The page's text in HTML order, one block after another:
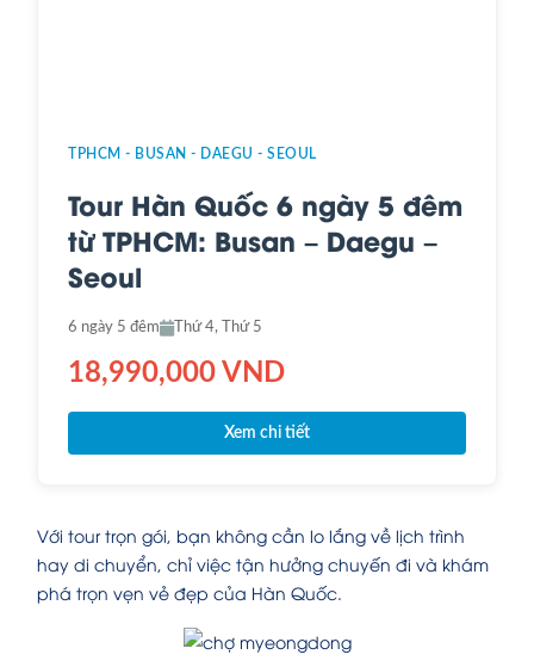
TPHCM - BUSAN - DAEGU - SEOUL
Tour Hàn Quốc 6 ngày 5 đêm
từ TPHCM: Busan – Daegu –
Seoul
6 ngày 5 đêm Thứ 4, Thứ 5
18,990,000 VND
Xem chi tiết
Với tour trọn gói, bạn không cần lo lắng về lịch trình
hay di chuyển, chỉ việc tận hưởng chuyến đi và khám
phá trọn vẹn vẻ đẹp của Hàn Quốc.